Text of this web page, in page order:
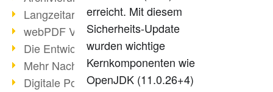
Langzeitarchivierung mit PDF/A
webPDF Video - Behind the Scenes
Die Entwicklung von PDF/X
Mehr Nachhaltigkeit durch PDF
Digitale Post als PDF/A
erreicht. Mit diesem
Sicherheits-Update
wurden wichtige
Kernkomponenten wie
OpenJDK (11.0.26+4)